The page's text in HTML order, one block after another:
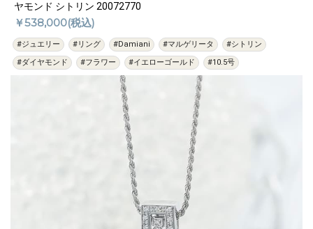
ヤモンド シトリン 20072770
￥538,000(税込)
#ジュエリー #リング #Damiani #マルゲリータ
#シトリン
#ダイヤモンド
#フラワー #イエローゴールド #10.5号